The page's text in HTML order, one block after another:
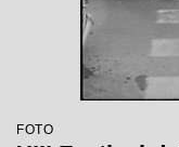
FOTO